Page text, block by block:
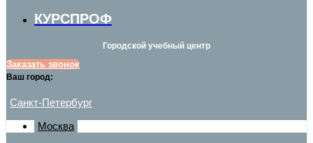
КУРСПРОФ
Городской учебный центр
Заказать звонок
Ваш город:
Санкт-Петербург
Москва